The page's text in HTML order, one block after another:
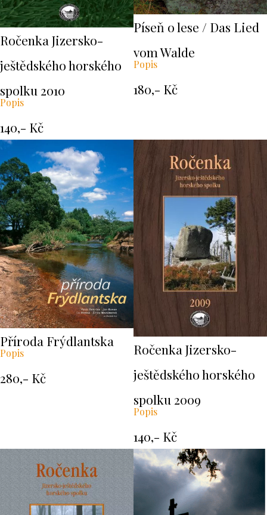
Ročenka Jizersko-
ještědského horského
spolku 2010
Popis
140,- Kč
Píseň o lese / Das Lied
vom Walde
Popis
180,- Kč
Příroda Frýdlantska
Popis
280,- Kč
Ročenka Jizersko-
ještědského horského
spolku 2009
Popis
140,- Kč